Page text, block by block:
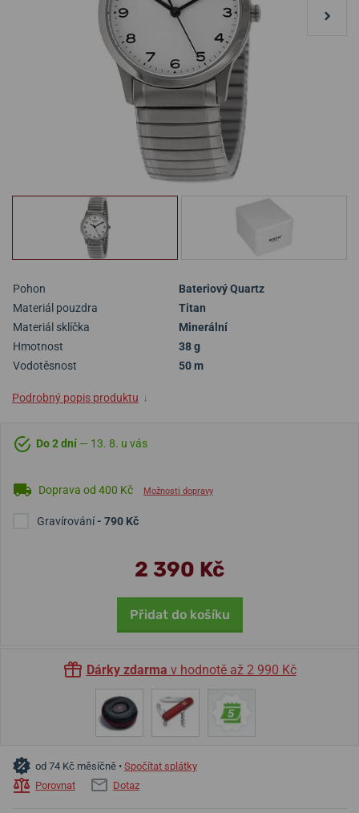
Pohon
Bateriový Quartz
Materiál pouzdra
Titan
Materiál sklíčka
Minerální
Hmotnost
38 g
Vodotěsnost
50 m
Podrobný popis produktu ↓
Do 2 dní — 13. 8. u vás
Doprava od 400 Kč Možnosti dopravy
Gravírování- 790 Kč
2 390 Kč
Přidat do košíku
Dárky zdarma v hodnotě až 2 990 Kč
od 74 Kč měsíčně • Spočítat splátky
Porovnat
Dotaz